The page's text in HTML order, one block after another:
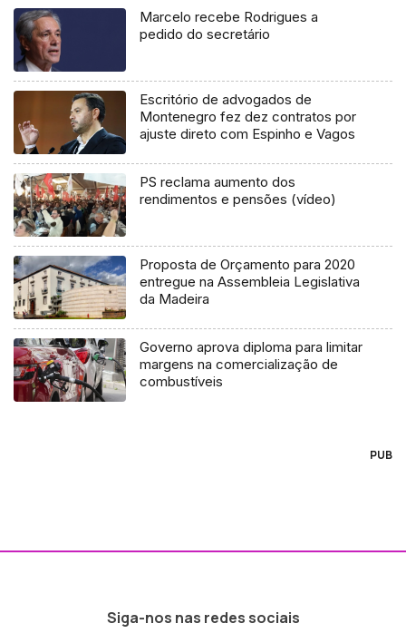
Marcelo recebe Rodrigues a
pedido do secretário
Escritório de advogados de
Montenegro fez dez contratos por
ajuste direto com Espinho e Vagos
PS reclama aumento dos
rendimentos e pensões (vídeo)
Proposta de Orçamento para 2020
entregue na Assembleia Legislativa
da Madeira
Governo aprova diploma para limitar
margens na comercialização de
combustíveis
PUB
Siga-nos nas redes sociais